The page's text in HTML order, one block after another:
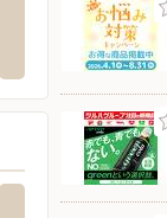
み野6-3-13